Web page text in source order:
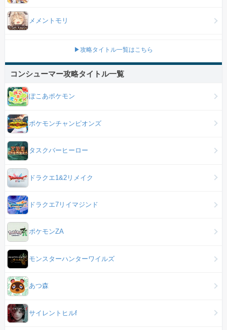
メメントモリ
▶攻略タイトル一覧はこちら
コンシューマー攻略タイトル一覧
ぽこあポケモン
ポケモンチャンピオンズ
タスクバーヒーロー
ドラクエ1&2リメイク
ドラクエ7リイマジンド
ポケモンZA
モンスターハンターワイルズ
あつ森
サイレントヒルf